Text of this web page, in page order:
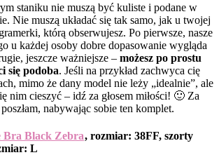
staniku nie muszą być kuliste i podane w
Nie muszą układać się tak samo, jak u twojej
którą obserwujesz. Po pierwsze, nasze
u każdej osoby dobre dopasowanie wygląda
jeszcze ważniejsze – możesz po prostu
się podoba. Jeśli na przykład zachwyca cię
mimo że dany model nie leży „idealnie”, ale
nim cieszyć – idź za głosem miłości! 🙂 Za
nabywając sobie ten komplet.
Bra Black Zebra, rozmiar: 38FF, szorty
L